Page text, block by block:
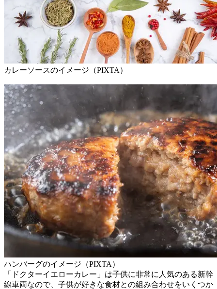
カレーソースのイメージ（PIXTA）
ハンバーグのイメージ（PIXTA）
「ドクターイエローカレー」は子供に非常に人気のある新幹
線車両なので、子供が好きな食材との組み合わせをいくつか